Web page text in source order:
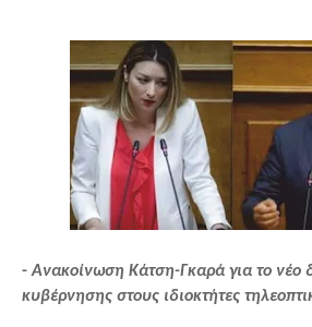
- Ανακοίνωση Κάτση-Γκαρά για το νέο
κυβέρνησης στους ιδιοκτήτες